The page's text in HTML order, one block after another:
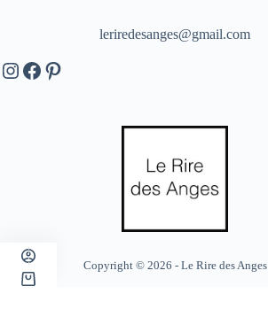
leriredesanges@gmail.com
Instagram
Facebook
Pinterest
Copyright © 2026 - Le Rire des Anges